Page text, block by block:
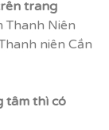
trang
Thanh Niên
niên Cần
tâm thì có